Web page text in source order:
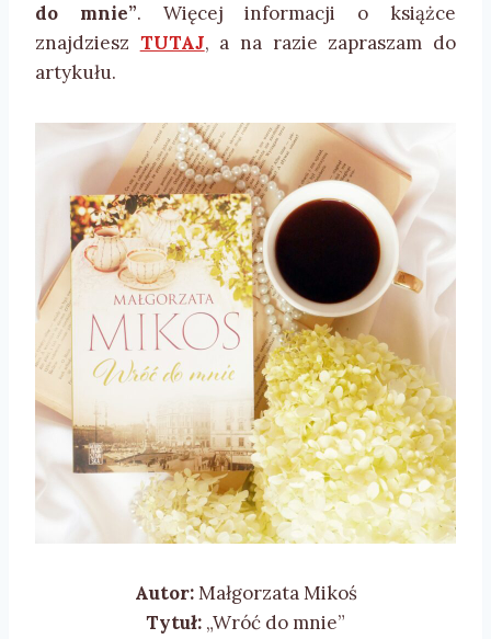
do mnie”. Więcej informacji o książce
znajdziesz TUTAJ, a na razie zapraszam do
artykułu.
Autor:Małgorzata Mikoś
Tytuł: „Wróć do mnie”